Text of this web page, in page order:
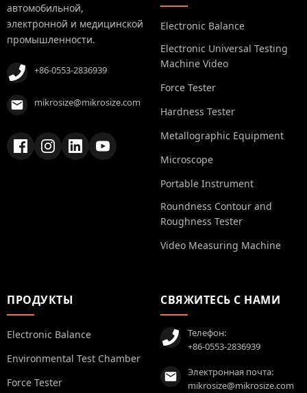
автомобильной,
электронной и медицинской
промышленности.
+86-0553-2836939
mikrosize@mikrosize.com
Electronic Balance
Electronic Universal Testing
Machine Video
Force Tester
Hardness Tester
Metallographic Equipment
Microscope
Portable Instrument
Roundness Contour and
Roughness Tester
Video Measuring Machine
ПРОДУКТЫ
Electronic Balance
Environmental Test Chamber
Force Tester
СВЯЖИТЕСЬ С НАМИ
Телефон:
+86-0553-2836939
Электронная почта:
mikrosize@mikrosize.com